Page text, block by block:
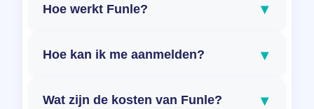
Hoe werkt Funle? ▾
Hoe kan ik me aanmelden? ▾
Wat zijn de kosten van Funle? ▾